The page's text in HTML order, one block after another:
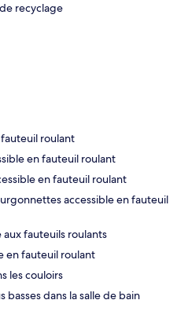
recyclage
fauteuil roulant
en fauteuil roulant
en fauteuil roulant
accessible en fauteuil
aux fauteuils roulants
en fauteuil roulant
les couloirs
basses dans la salle de bain